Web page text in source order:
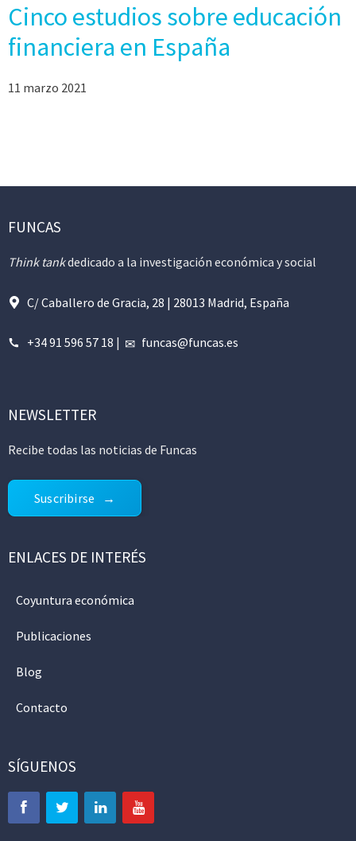
Cinco estudios sobre educación
financiera en España
11 marzo 2021
FUNCAS
Think tankdedicado a la investigación económica y social
C/ Caballero de Gracia, 28 | 28013 Madrid, España
+34 91 596 57 18 | funcas@funcas.es
NEWSLETTER
Recibe todas las noticias de Funcas
Suscribirse
ENLACES DE INTERÉS
Coyuntura económica
Publicaciones
Blog
Contacto
SÍGUENOS